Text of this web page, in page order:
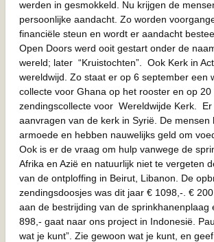
werden in gesmokkeld. Nu krijgen de
persoonlijke aandacht. Zo worden
financiële steun en wordt er aandacht
Open Doors werd ooit gestart onder de
wereld; later “Kruistochten”. Ook Kerk in
wereldwijd. Zo staat er op 6 september een
collecte voor Ghana op het rooster en op
zendingscollecte voor Wereldwijde Kerk. Er
aanvragen van de kerk in Syrië. De mensen
armoede en hebben nauwelijks geld om
Ook is er de vraag om hulp vanwege de
Afrika en Azië en natuurlijk niet te vergeten
van de ontploffing in Beirut, Libanon. De
zendingsdoosjes was dit jaar € 1098,-. €
aan de bestrijding van de sprinkhanenplaag
898,- gaat naar ons project in Indonesië.
wat je kunt”. Zie gewoon wat je kunt, en